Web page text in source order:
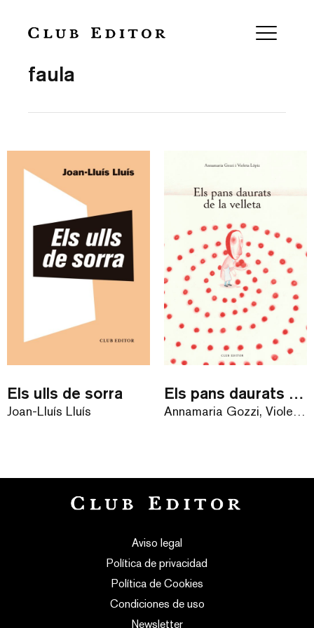
faula
Els ulls de sorra
Joan-Lluís Lluís
Els pans daurats de la velleta
Annamaria Gozzi, Violeta Lópiz
Aviso legal
Política de privacidad
Política de Cookies
Condiciones de uso
Newsletter